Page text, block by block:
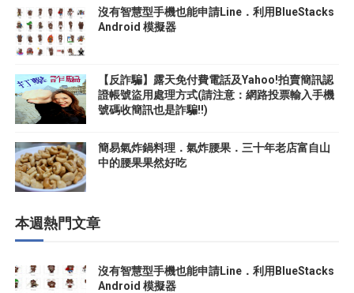
沒有智慧型手機也能申請Line．利用BlueStacks
Android 模擬器
【反詐騙】露天免付費電話及Yahoo!拍賣簡訊認
證帳號盜用處理方式(請注意：網路投票輸入手機
號碼收簡訊也是詐騙!!)
簡易氣炸鍋料理．氣炸腰果．三十年老店富自山
中的腰果果然好吃
本週熱門文章
沒有智慧型手機也能申請Line．利用BlueStacks
Android 模擬器